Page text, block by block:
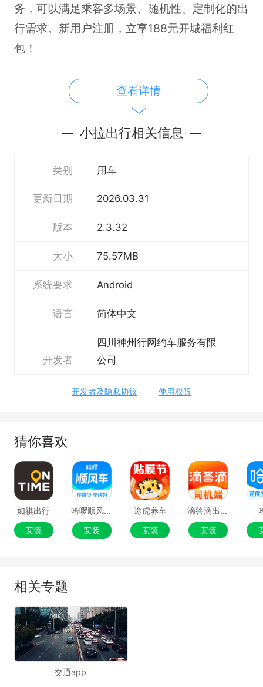
务，可以满足乘客多场景、随机性、定制化的出
行需求。新用户注册，立享188元开城福利红
包！
够快！快速响应，准时到达，5分钟到达你身
够好！司机专业培训，送你出行超放心！
够炫！各种活动，奖励多、花样多，好玩还能赚
福州 遵义 南昌 盐城 衡阳 淮安 南平 咸阳 苏州
日照 桂林 南充 贵阳 沈阳 东莞 成都 长春 常州
查看详情
小拉出行相关信息
类别 用车
更新日期 2026.03.31
版本 2.3.32
大小 75.57MB
系统要求 Android
语言 简体中文
开发者
四川神州行网约车服务有限
公司
开发者及隐私协议 使用权限
猜你喜欢
如祺出行
安装
哈啰顺风车-拼车打车车主通勤
安装
途虎养车
安装
滴答滴出行司机端
安装
相关专题
交通app